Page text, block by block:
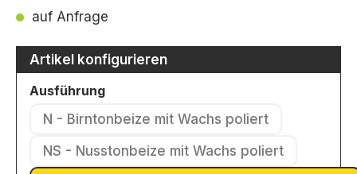
auf Anfrage
Artikel konfigurieren
Ausführungauswählen
N - Birntonbeize mit Wachs poliert
(Diese Option ist zurzeit nicht
NS - Nusstonbeize mit Wachs poliert
(Diese Option ist zurzeit nicht